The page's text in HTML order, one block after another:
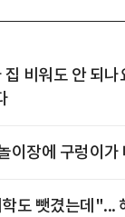
비워도 안 되
이장에 구렁이가
도 뺏겼는데"...